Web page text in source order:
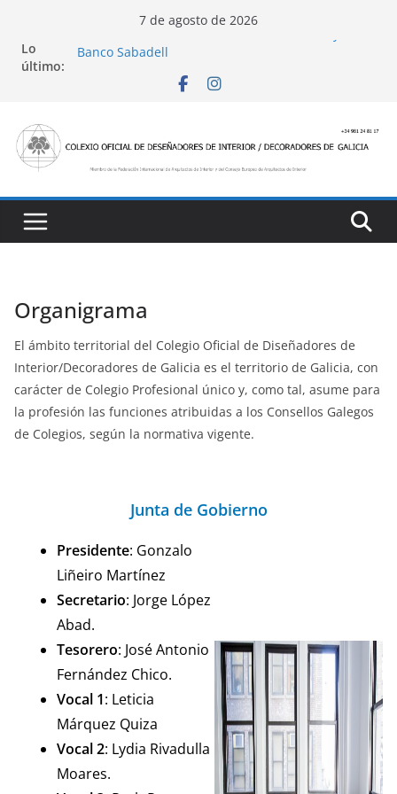
contenido
7 de agosto de 2026
Lo
último:
Conviértete en PROfesional con el CODDIG y
Banco Sabadell
Ayudas para mejoras de establecimientos
turísticos de alojamiento y restauración
San Marcial 2025
Organigrama
El ámbito territorial del Colegio Oficial de Diseñadores de
Interior/Decoradores de Galicia es el territorio de Galicia, con
carácter de Colegio Profesional único y, como tal, asume para
la profesión las funciones atribuidas a los Consellos Galegos
de Colegios, según la normativa vigente.
Junta de Gobierno
Presidente: Gonzalo
Liñeiro Martínez
Secretario: Jorge López
Abad.
Tesorero: José Antonio
Fernández Chico.
Vocal 1: Leticia
Márquez Quiza
Vocal 2: Lydia Rivadulla
Moares.